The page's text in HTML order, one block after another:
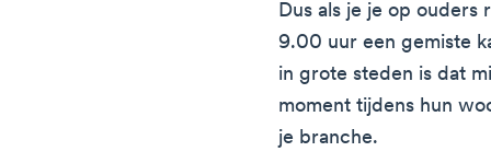
Dus als je je op
9.00 uur een gemiste
in grote steden is dat
moment tijdens hun
je branche.